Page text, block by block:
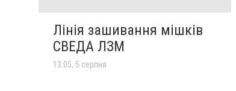
Лінія зашивання мішків
СВЕДА ЛЗМ
13:05, 5 серпня